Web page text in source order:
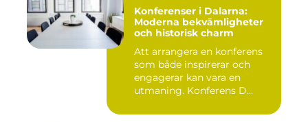
Konferenser i Dalarna:
Moderna bekvämligheter
och historisk charm
Att arrangera en konferens
som både inspirerar och
engagerar kan vara en
utmaning. Konferens D...